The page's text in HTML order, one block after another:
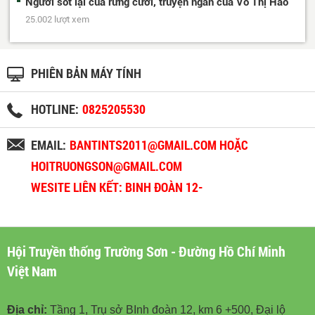
25.002 lượt xem
PHIÊN BẢN MÁY TÍNH
HOTLINE: 0825205530
EMAIL: BANTINTS2011@GMAIL.COM HOẶC
HOITRUONGSON@GMAIL.COM
WESITE LIÊN KẾT: BINH ĐOÀN 12-
Hội Truyền thống Trường Sơn - Đường Hồ Chí Minh
Việt Nam
Địa chỉ: Tầng 1, Trụ sở BInh đoàn 12, km 6 +500, Đại lộ